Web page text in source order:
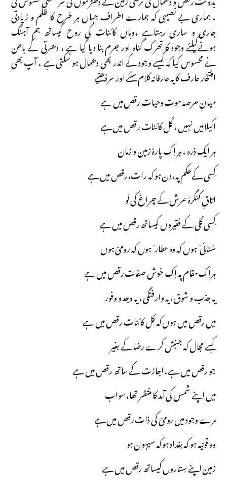
، ہماری بے نصیبی کہ ہمارے اطراف جہاں ہر طرح کا ظلم و زیادتی
جاری و ساری رہتاہے ،وہاں کائنات کی روح کیساتھ ہم آہنگ
ہونےکیلئے وجود کا تحرک گناہ اور جرم بنا دیا گیا ہے ، دھرتی کے باطن
نے محسوس کیا کہ کیسے وجود کے اندر بھی دھمال ہو سکتی ہے ، آپ بھی
افتخار عارف کا یہ عارفانہ کلام سنئے اور سردُھنیے
میانِ عرصۂ موت وحیات رقص میں ہے
اکیلا میں نہیں ، کْل کائنات رقص میں ہے
ہر ایک ذرہ ، ہر اِک پارۂ زمین و زمان
کِسی کےحکم پہ،دن ہو کہ رات،رقص میں ہے
اتاقِ کنگرۂ عرش کے چراغ کی لَو
کِسی گلی کے فقیروں کیساتھ رقص میں ہے
سَنائی ؔ ہوں کہ وہ عطار ؔ ہوں کہ رومیؔ ہوں
ہراِک مقام پہ اِک خوش صفات رقص میں ہے
یہ جذب و شوق، یہ وارفتگی ، یہ وجد و وفور
میں رقص میں ہوں کہ کل کائنات رقص میں ہے
کِسے مجال کہ جنبش کرے رضا کے بغیر
جو رقص میں ہے، اجازت کے ساتھ رقص میں ہے
میں اپنے شمس کی آمد کا منتظر تھا،سو اب
مرے وجود میں رومیؔ کی ذات رقص میں ہے
وہ قونیہ ہو کہ بغداد ہو کہ سیہون ہو
زمین اپنے سِتاروں کیساتھ رقص میں ہے